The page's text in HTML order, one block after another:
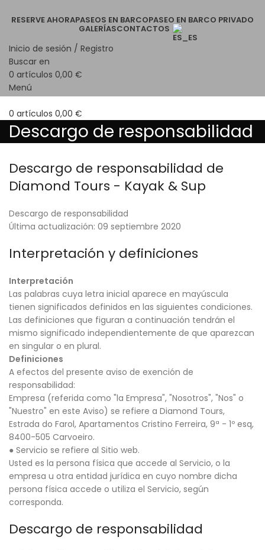
RESERVE AHORAPASEOS EN BARCOPASEO EN BARCO PRIVADO
GALERÍASCONTACTOS
Inicio de sesión / Registro
Buscar en
0 artículos 0,00 €
Menú
0 artículos 0,00 €
Descargo de responsabilidad
Descargo de responsabilidad de
Diamond Tours - Kayak & Sup
Descargo de responsabilidad
Última actualización: 09 septiembre 2020
Interpretación y definiciones
Interpretación
Las palabras cuya letra inicial aparece en mayúscula
tienen significados definidos en las siguientes condiciones.
Las definiciones que figuran a continuación tendrán el
mismo significado independientemente de que aparezcan
en singular o en plural.
Definiciones
A efectos del presente aviso de exención de
responsabilidad:
Empresa (referida como "la Empresa", "Nosotros", "Nos" o
"Nuestro" en este Aviso) se refiere a Diamond Tours,
Estrada do Farol, Apartamentos Cristino Ferreira, 9ª - 1º esq,
8400-505 Carvoeiro.
● Servicio se refiere al Sitio web.
Usted es la persona física que accede al Servicio, o la
empresa u otra entidad jurídica en cuyo nombre dicha
persona física accede o utiliza el Servicio, según
corresponda.
Descargo de responsabilidad